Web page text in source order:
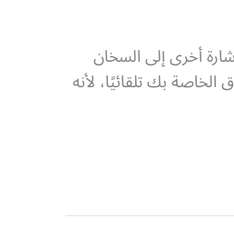
أخرى إلى السخان
بك تلقائيًا، لأنه